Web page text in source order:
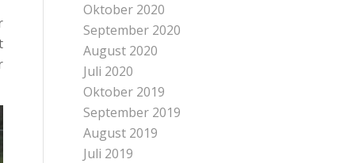
Oktober 2020
September 2020
August 2020
Juli 2020
Oktober 2019
September 2019
August 2019
Juli 2019